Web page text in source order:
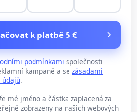
k platbě 5 €
podmínkami společnosti
kampaně a se zásadami
údajů.
mé jméno a částka zaplacená za
zobrazeny na našich webových